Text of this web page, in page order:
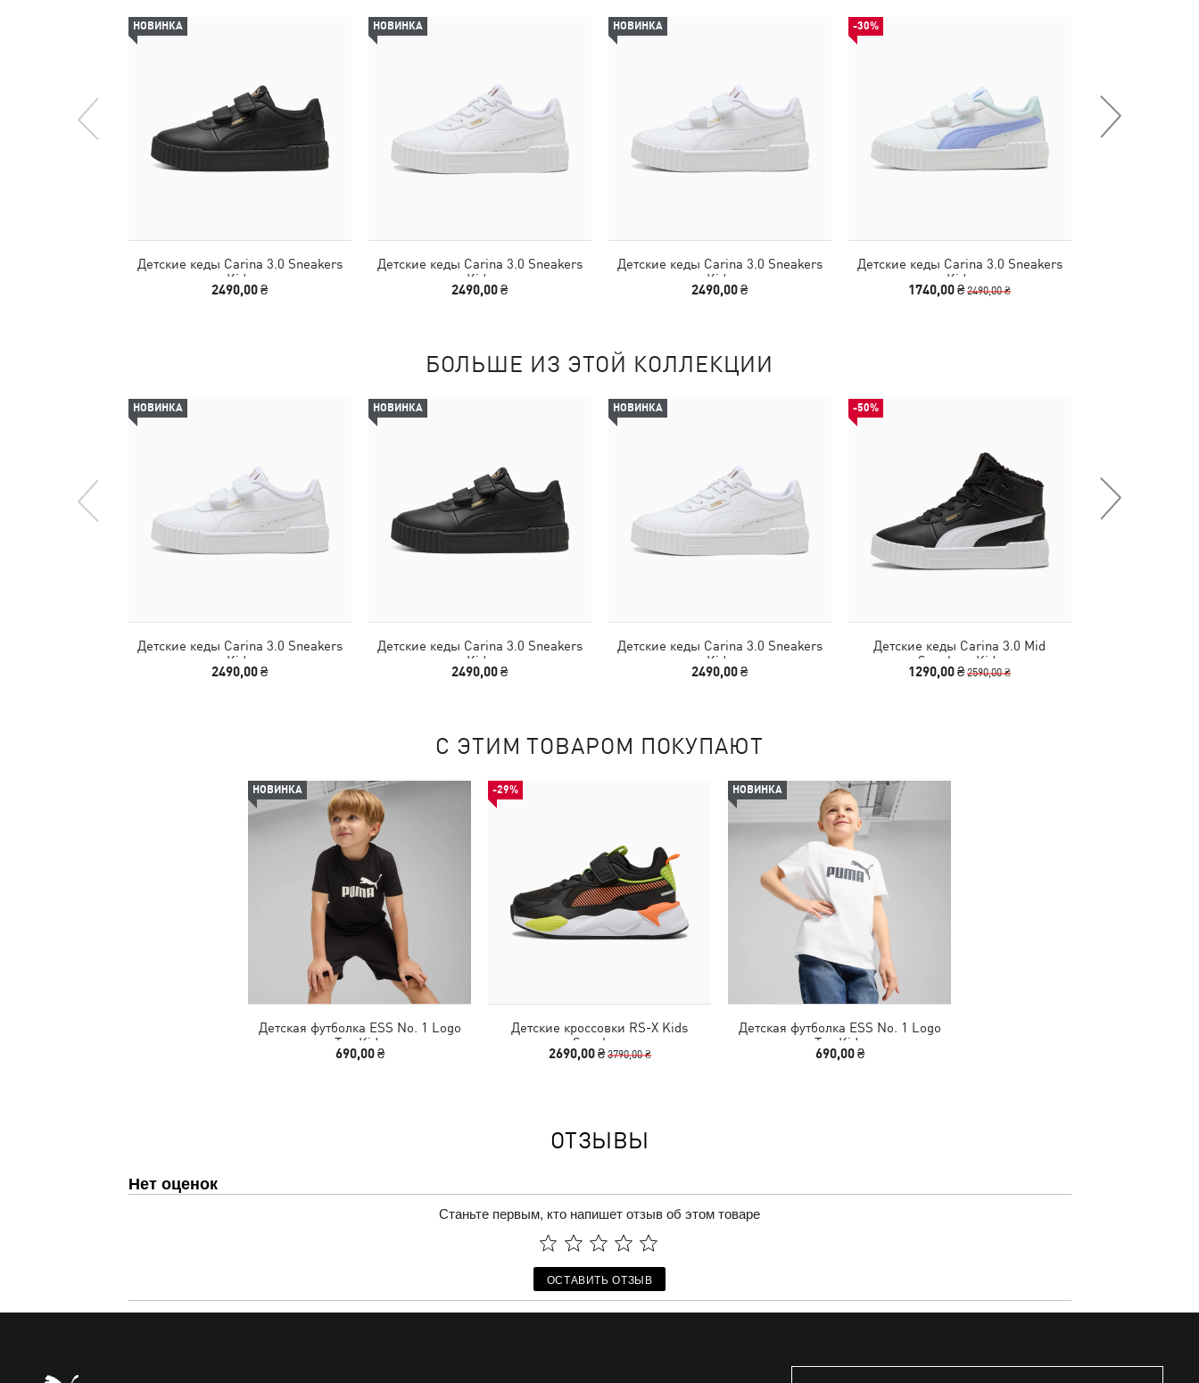
НОВИНКА
Детские кеды Carina 3.0 Sneakers
Kids
2490,00 ₴
НОВИНКА
Детские кеды Carina 3.0 Sneakers
Kids
2490,00 ₴
НОВИНКА
Детские кеды Carina 3.0 Sneakers
Kids
2490,00 ₴
-30%
Детские кеды Carina 3.0 Sneakers
Kids
1740,00 ₴2490,00 ₴
БОЛЬШЕ ИЗ ЭТОЙ КОЛЛЕКЦИИ
НОВИНКА
Детские кеды Carina 3.0 Sneakers
Kids
2490,00 ₴
НОВИНКА
Детские кеды Carina 3.0 Sneakers
Kids
2490,00 ₴
НОВИНКА
Детские кеды Carina 3.0 Sneakers
Kids
2490,00 ₴
-50%
Детские кеды Carina 3.0 Mid
Sneakers Kids
1290,00 ₴2590,00 ₴
С ЭТИМ ТОВАРОМ ПОКУПАЮТ
НОВИНКА
Детская футболка ESS No. 1 Logo
Tee Kids
690,00 ₴
-29%
Детские кроссовки RS-X Kids
Sneakers
2690,00 ₴3790,00 ₴
НОВИНКА
Детская футболка ESS No. 1 Logo
Tee Kids
690,00 ₴
ОТЗЫВЫ
Нет оценок
Станьте первым, кто напишет отзыв об этом товаре
ОСТАВИТЬ ОТЗЫВ